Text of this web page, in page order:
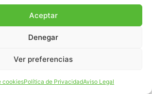
Aceptar
Denegar
Ver preferencias
cookiesPolítica de PrivacidadAviso Legal
Natura Parc – Todos los
BalearDigital